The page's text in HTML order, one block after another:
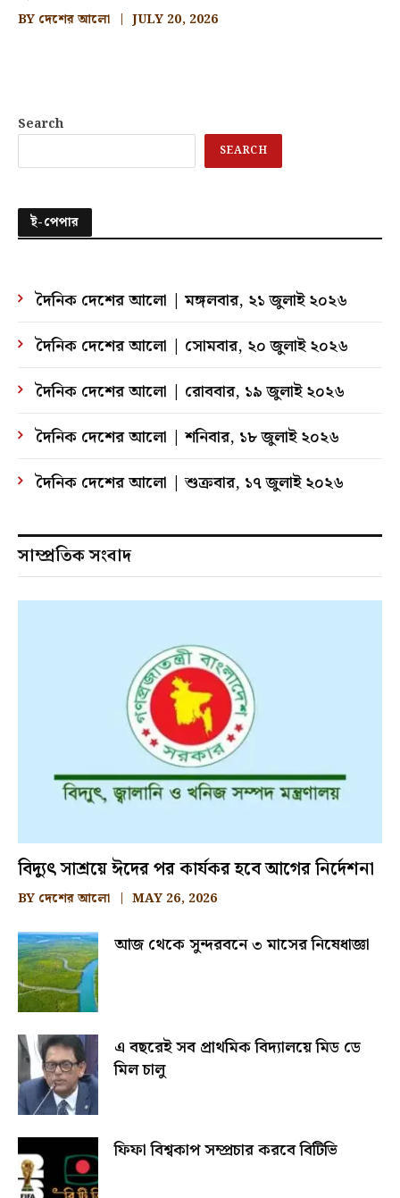
BY দেশের আলো JULY 20, 2026
Search
SEARCH
ই-পেপার
দৈনিক দেশের আলো | মঙ্গলবার, ২১ জুলাই ২০২৬
দৈনিক দেশের আলো | সোমবার, ২০ জুলাই ২০২৬
দৈনিক দেশের আলো | রোববার, ১৯ জুলাই ২০২৬
দৈনিক দেশের আলো | শনিবার, ১৮ জুলাই ২০২৬
দৈনিক দেশের আলো | শুক্রবার, ১৭ জুলাই ২০২৬
সাম্প্রতিক সংবাদ
বিদ্যুৎ সাশ্রয়ে ঈদের পর কার্যকর হবে আগের নির্দেশনা
BY দেশের আলো MAY 26, 2026
আজ থেকে সুন্দরবনে ৩ মাসের নিষেধাজ্ঞা
এ বছরেই সব প্রাথমিক বিদ্যালয়ে মিড ডে
মিল চালু
ফিফা বিশ্বকাপ সম্প্রচার করবে বিটিভি